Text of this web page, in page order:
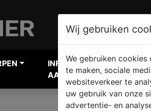
INFORMATIE
AANVRAGEN
Wij gebruiken
We gebruiken
te maken, sociale
websiteverkeer te
uw gebruik van onze
advertentie- en